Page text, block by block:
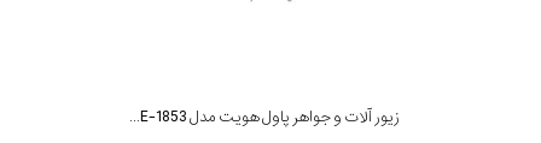
زیور آلات و جواهر پاول هویت مدل PH-JE-1853